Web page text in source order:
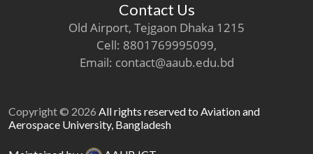
Contact Us
Old Airport, Tejgaon Dhaka 1215
Cell: 8801769995099,
Email: contact@aaub.edu.bd
Copyright © 2026 All rights reserved to Aviation and
Aerospace University, Bangladesh